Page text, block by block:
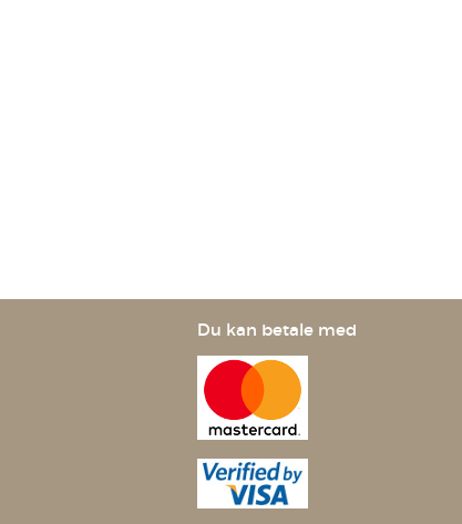
Du kan betale med